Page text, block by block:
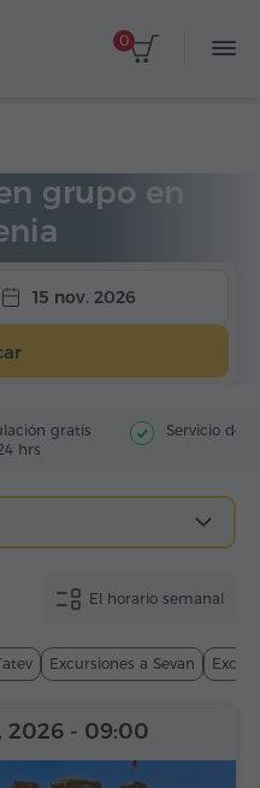
0
grupo en
15 nov. 2026
gratis
hrs
Servicio de
El horario semanal
Excursiones a Sevan
2026 - 09:00